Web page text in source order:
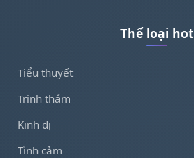
Thể loại hot
Tiểu thuyết
Trinh thám
Kinh dị
Tình cảm